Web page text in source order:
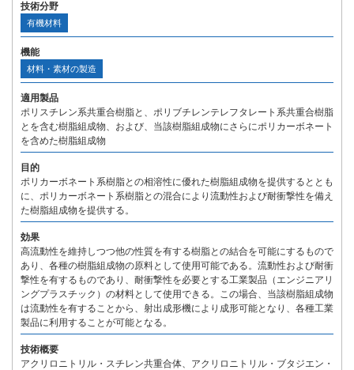
技術分野
有機材料
機能
材料・素材の製造
適用製品
ポリスチレン系共重合樹脂と、ポリブチレンテレフタレート系共重合樹脂
とを含む樹脂組成物、および、当該樹脂組成物にさらにポリカーボネート
を含めた樹脂組成物
目的
ポリカーボネート系樹脂との相溶性に優れた樹脂組成物を提供するととも
に、ポリカーボネート系樹脂との混合により流動性および耐衝撃性を備え
た樹脂組成物を提供する。
効果
高流動性を維持しつつ他の性質を有する樹脂との結合を可能にするもので
あり、各種の樹脂組成物の原料として使用可能である。流動性および耐衝
撃性を有するものであり、耐衝撃性を必要とする工業製品（エンジニアリ
ングプラスチック）の材料として使用できる。この場合、当該樹脂組成物
は流動性を有することから、射出成形機により成形可能となり、各種工業
製品に利用することが可能となる。
技術概要
アクリロニトリル・スチレン共重合体、アクリロニトリル・ブタジエン・